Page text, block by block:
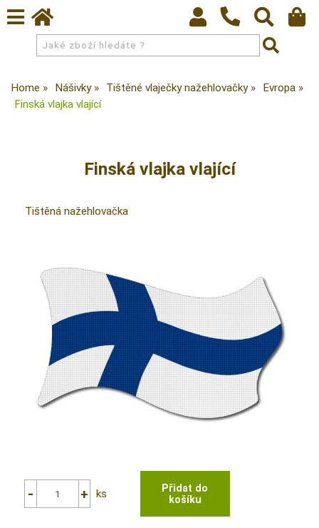
Home Nášivky Tištěné vlaječky nažehlovačky
Evropa
Finská vlajka vlající
Finská vlajka vlající
Tištěná nažehlovačka
ks